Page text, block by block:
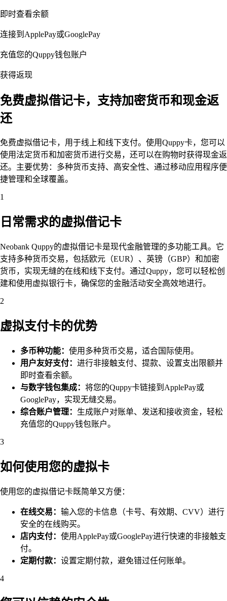
即时查看余额
连接到ApplePay或GooglePay
充值您的Quppy钱包账户
获得返现
免费虚拟借记卡，支持加密货币和现金返
还
免费虚拟借记卡，用于线上和线下支付。使用Quppy卡，您可以
使用法定货币和加密货币进行交易，还可以在购物时获得现金返
还。主要优势：多种货币支持、高安全性、通过移动应用程序便
捷管理和全球覆盖。
1
日常需求的虚拟借记卡
Neobank Quppy的虚拟借记卡是现代金融管理的多功能工具。它
支持多种货币交易，包括欧元（EUR）、英镑（GBP）和加密
货币，实现无缝的在线和线下支付。通过Quppy，您可以轻松创
建和使用虚拟银行卡，确保您的金融活动安全高效地进行。
2
虚拟支付卡的优势
多币种功能： 使用多种货币交易，适合国际使用。
用户友好支付： 进行非接触支付、提款、设置支出限额并
即时查看余额。
与数字钱包集成： 将您的Quppy卡链接到ApplePay或
GooglePay，实现无缝交易。
综合账户管理： 生成账户对账单、发送和接收资金，轻松
充值您的Quppy钱包账户。
3
如何使用您的虚拟卡
使用您的虚拟借记卡既简单又方便：
在线交易： 输入您的卡信息（卡号、有效期、CVV）进行
安全的在线购买。
店内支付： 使用ApplePay或GooglePay进行快速的非接触支
付。
定期付款： 设置定期付款，避免错过任何账单。
4